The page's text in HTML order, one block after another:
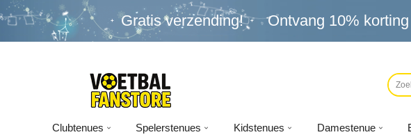
Gratis verzending! Ontvang 10%
Clubtenues Spelerstenues Kidstenues Damestenue